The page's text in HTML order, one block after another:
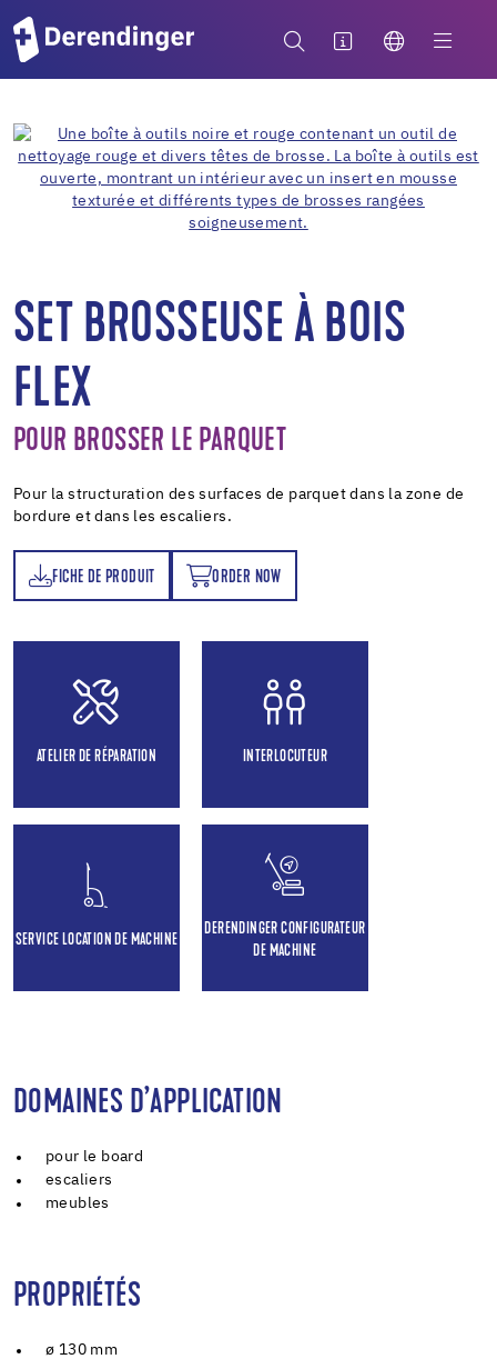
SET BROSSEUSE À BOIS
FLEX
POUR BROSSER LE PARQUET
Pour la structuration des surfaces de parquet dans la zone de
bordure et dans les escaliers.
FICHE DE PRODUIT ORDER NOW
ORDER NOW
ATELIER DE RÉPARATION INTERLOCUTEUR
SERVICE LOCATION DE MACHINE
DERENDINGER CONFIGURATEUR
DE MACHINE
DOMAINES D’APPLICATION
pour le board
escaliers
meubles
PROPRIÉTÉS
ø 130 mm